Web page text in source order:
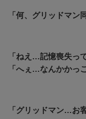
「何、グリッドマ
「ねえ…記憶喪失っ
「へぇ…なんかかっ
「グリッドマン…お